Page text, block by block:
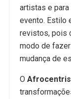
artistas e
evento. Estilo
revistos, pois
modo de
mudança de
O